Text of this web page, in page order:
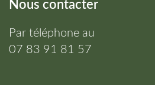
Nous contacter
Par téléphone au
07 83 91 81 57